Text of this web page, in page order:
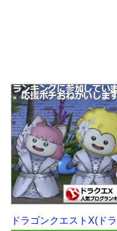
ドラゴンクエストX(ド